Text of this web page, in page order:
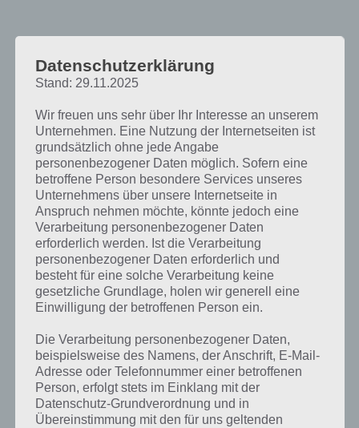
Kurze Begriffserklärung zur Lösung Licht
Datenschutzerklärung
Stand: 29.11.2025
Wir freuen uns sehr über Ihr Interesse an unserem
Unternehmen. Eine Nutzung der Internetseiten ist
grundsätzlich ohne jede Angabe
personenbezogener Daten möglich. Sofern eine
betroffene Person besondere Services unseres
Unternehmens über unsere Internetseite in
Anspruch nehmen möchte, könnte jedoch eine
Verarbeitung personenbezogener Daten
erforderlich werden. Ist die Verarbeitung
personenbezogener Daten erforderlich und
besteht für eine solche Verarbeitung keine
gesetzliche Grundlage, holen wir generell eine
Einwilligung der betroffenen Person ein.
Die Verarbeitung personenbezogener Daten,
beispielsweise des Namens, der Anschrift, E-Mail-
Adresse oder Telefonnummer einer betroffenen
Person, erfolgt stets im Einklang mit der
Datenschutz-Grundverordnung und in
Übereinstimmung mit den für uns geltenden